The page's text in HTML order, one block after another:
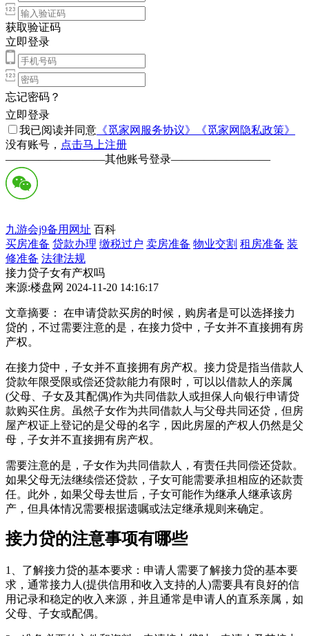
获取验证码
立即登录
忘记密码？
立即登录
我已阅读并同意 《觅家网服务协议》
《觅家网隐私政策》
没有账号， 点击马上注册
—————————其他账号登录—————————
九游会j9备用网址 百科
买房准备 贷款办理 缴税过户 卖房准备 物业交割 租房准备 装
修准备 法律法规
接力贷子女有产权吗
来源:楼盘网 2024-11-20 14:16:17
文章摘要： 在申请贷款买房的时候，购房者是可以选择接力
贷的，不过需要注意的是，在接力贷中，子女并不直接拥有房
产权。
在接力贷中，子女并不直接拥有房产权。接力贷是指当借款人
贷款年限受限或偿还贷款能力有限时，可以以借款人的亲属
(父母、子女及其配偶)作为共同借款人或担保人向银行申请贷
款购买住房。虽然子女作为共同借款人与父母共同还贷，但房
屋产权证上登记的是父母的名字，因此房屋的产权人仍然是父
母，子女并不直接拥有房产权。
需要注意的是，子女作为共同借款人，有责任共同偿还贷款。
如果父母无法继续偿还贷款，子女可能需要承担相应的还款责
任。此外，如果父母去世后，子女可能作为继承人继承该房
产，但具体情况需要根据遗嘱或法定继承规则来确定。
接力贷的注意事项有哪些
1、了解接力贷的基本要求：申请人需要了解接力贷的基本要
求，通常接力人(提供信用和收入支持的人)需要具有良好的信
用记录和稳定的收入来源，并且通常是申请人的直系亲属，如
父母、子女或配偶。